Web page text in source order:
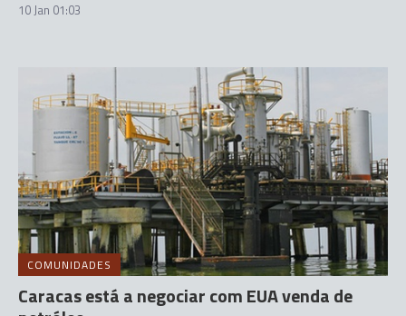
10 Jan 01:03
COMUNIDADES
Caracas está a negociar com EUA venda de